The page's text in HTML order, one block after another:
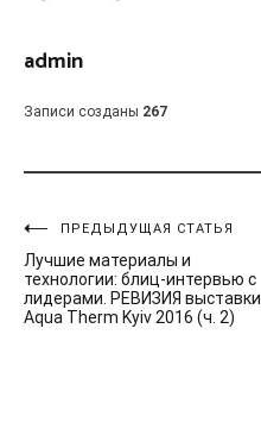
admin
Записи созданы 267
Навигация
по
записям
ПРЕДЫДУЩАЯ СТАТЬЯ
Лучшие материалы и
технологии: блиц-интервью с
лидерами. РЕВИЗИЯ выставки
Aqua Therm Kyiv 2016 (ч. 2)